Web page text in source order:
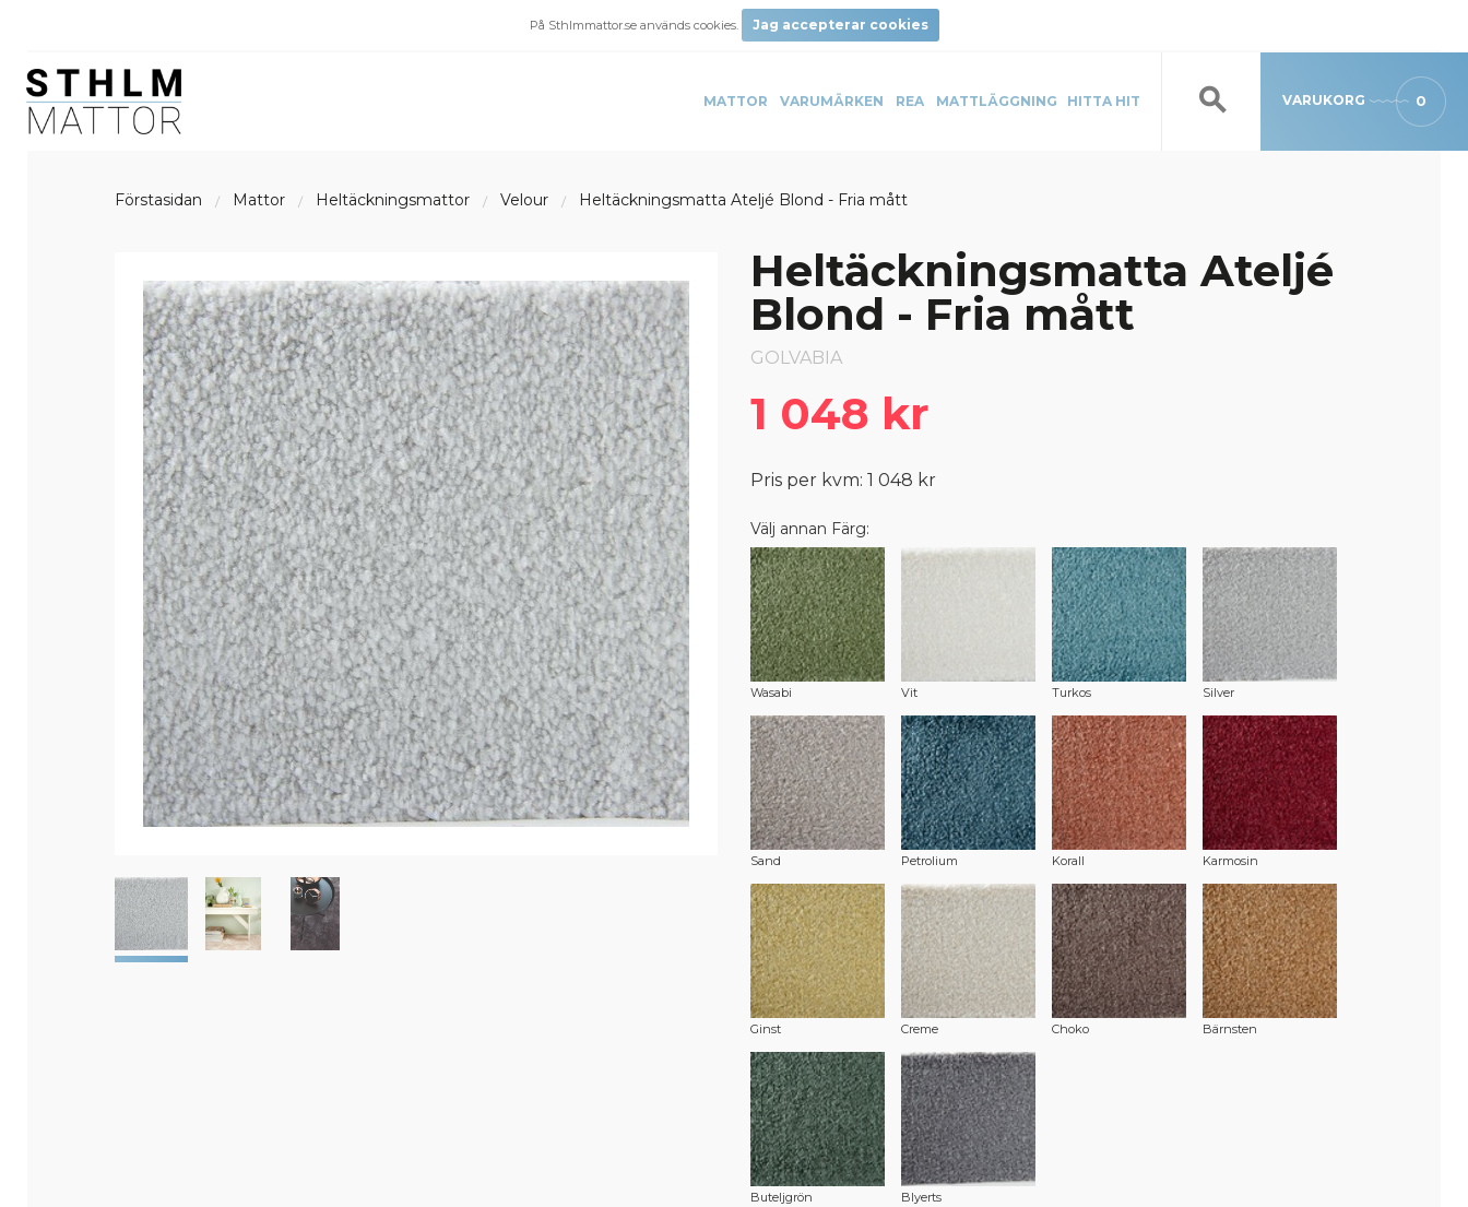
På Sthlmmattor.se används cookies. Jag accepterar cookies
0
VARUKORG
MATTOR VARUMÄRKEN REA MATTLÄGGNING HITTA HIT
Förstasidan Mattor Heltäckningsmattor Velour Heltäckningsmatta Ateljé Blond - Fria mått
Heltäckningsmatta Ateljé
Blond - Fria mått
GOLVABIA
1 048 kr
Pris per kvm: 1 048 kr
Välj annan Färg:
Wasabi Vit Turkos Silver
Sand Petrolium Korall Karmosin
Ginst Creme Choko Bärnsten
Buteljgrön Blyerts